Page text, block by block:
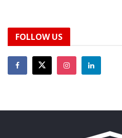
FOLLOW US